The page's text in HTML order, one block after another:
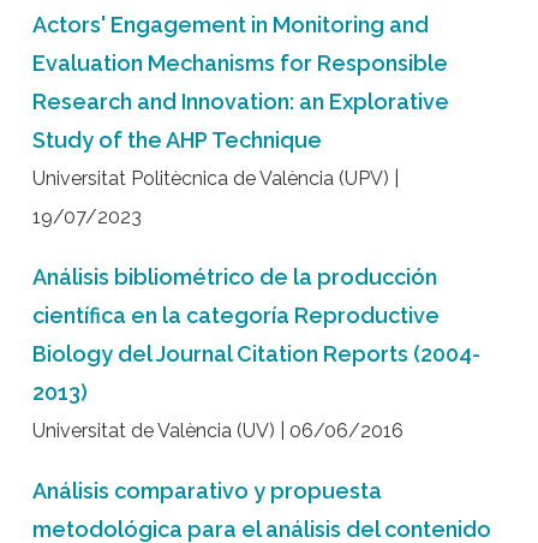
Actors' Engagement in Monitoring and
Evaluation Mechanisms for Responsible
Research and Innovation: an Explorative
Study of the AHP Technique
Universitat Politècnica de València (UPV) |
19/07/2023
Análisis bibliométrico de la producción
científica en la categoría Reproductive
Biology del Journal Citation Reports (2004-
2013)
Universitat de València (UV) | 06/06/2016
Análisis comparativo y propuesta
metodológica para el análisis del contenido